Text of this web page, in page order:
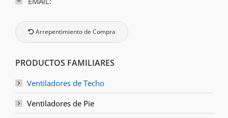
Arrepentimiento de Compra
PRODUCTOS FAMILIARES
Ventiladores de Techo
Ventiladores de Pie